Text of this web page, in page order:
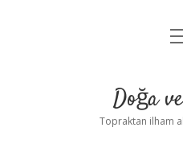
Yasal
Doğa
Topraktan ilham